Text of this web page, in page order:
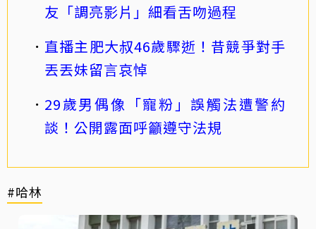
友「調亮影片」細看舌吻過程
直播主肥大叔46歲驟逝！昔競爭對手
丟丟妹留言哀悼
29歲男偶像「寵粉」誤觸法遭警約
談！公開露面呼籲遵守法規
#哈林